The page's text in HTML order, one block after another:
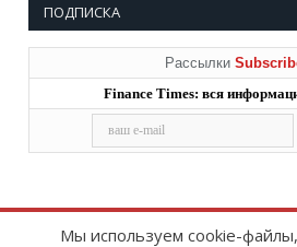
ПОДПИСКА
Рассылки
Finance Times: вся
Мы используем cookie-